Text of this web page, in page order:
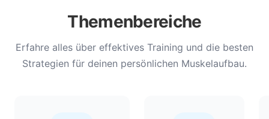
Themenbereiche
Erfahre alles über effektives Training und die besten
Strategien für deinen persönlichen Muskelaufbau.